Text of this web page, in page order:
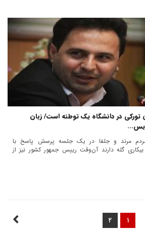
تورکی در دانشگاه یک توطئه است/ زبان
مرند و جلفا در یک جلسه پرسش پاسخ با
گله دارند آن‌وقت رییس جمهور کشور نیز از
۱ ۲